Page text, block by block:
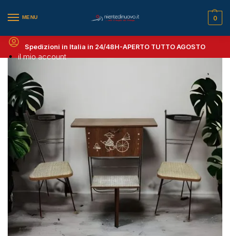
MENU
il mio account
0
Spedizioni in Italia in 24/48H-APERTO TUTTO AGOSTO